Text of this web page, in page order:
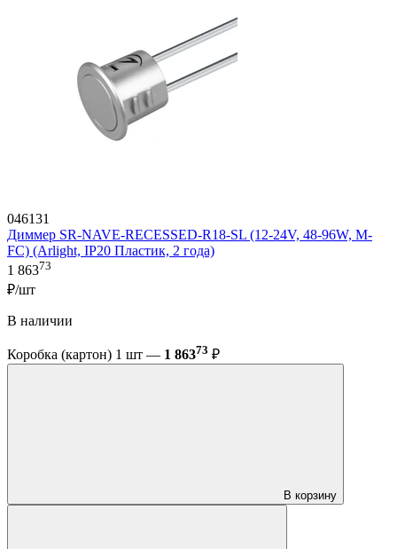
046131
Диммер SR-NAVE-RECESSED-R18-SL (12-24V, 48-96W, M-
FC) (Arlight, IP20 Пластик, 2 года)
1 86373
₽/шт
В наличии
Коробка (картон) 1 шт — 1 86373 ₽
В корзину